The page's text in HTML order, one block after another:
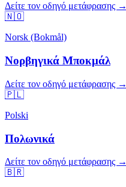
Δείτε τον οδηγό μετάφρασης →
🇳🇴
Norsk (Bokmål)
Νορβηγικά Μποκμάλ
Δείτε τον οδηγό μετάφρασης →
🇵🇱
Polski
Πολωνικά
Δείτε τον οδηγό μετάφρασης →
🇧🇷